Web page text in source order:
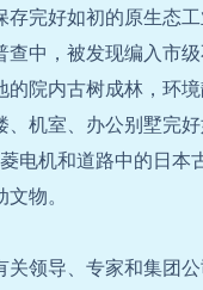
存完好如初的原生态
查中，被发现编入市
的院内古树成林，环
、机室、办公别墅完
电机和道路中的日本
物。
领导、专家和集团公